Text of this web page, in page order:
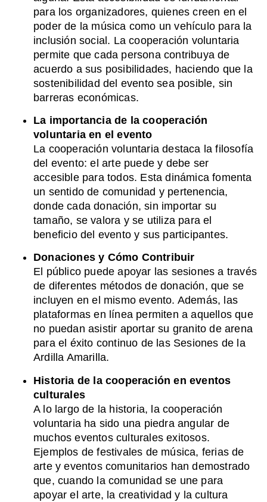
para los organizadores, quienes creen en el
poder de la música como un vehículo para la
inclusión social. La cooperación voluntaria
permite que cada persona contribuya de
acuerdo a sus posibilidades, haciendo que la
sostenibilidad del evento sea posible, sin
barreras económicas.
La importancia de la cooperación
voluntaria en el evento
La cooperación voluntaria destaca la filosofía
del evento: el arte puede y debe ser
accesible para todos. Esta dinámica fomenta
un sentido de comunidad y pertenencia,
donde cada donación, sin importar su
tamaño, se valora y se utiliza para el
beneficio del evento y sus participantes.
Donaciones y Cómo Contribuir
El público puede apoyar las sesiones a través
de diferentes métodos de donación, que se
incluyen en el mismo evento. Además, las
plataformas en línea permiten a aquellos que
no puedan asistir aportar su granito de arena
para el éxito continuo de las Sesiones de la
Ardilla Amarilla.
Historia de la cooperación en eventos
culturales
A lo largo de la historia, la cooperación
voluntaria ha sido una piedra angular de
muchos eventos culturales exitosos.
Ejemplos de festivales de música, ferias de
arte y eventos comunitarios han demostrado
que, cuando la comunidad se une para
apoyar el arte, la creatividad y la cultura